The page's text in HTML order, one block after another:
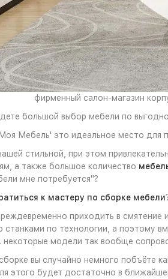
фирменный салон-магазин
большой выбор мебели по
Мебель' это идеальное место
стильной, при этом
а также большое количество
мне потребуется"?
к мастеру по сборке мебели
приходить в смятение
станками по технологии, а поэтому
некоторые модели так вообще
вы случайно немного побъёте
этого будет достаточно в